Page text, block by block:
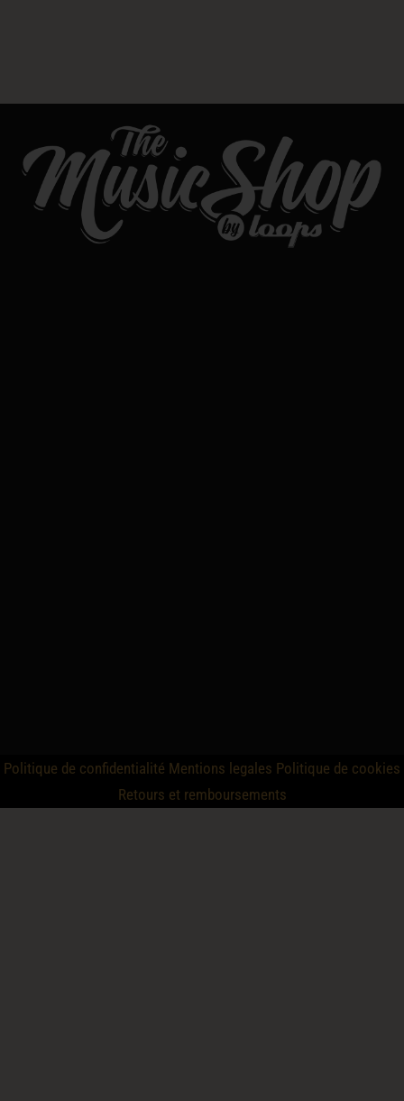
Politique de confidentialité Mentions legales Politique de cookies
Retours et remboursements